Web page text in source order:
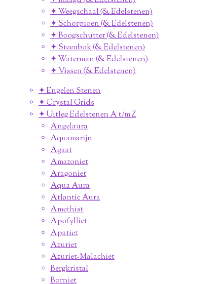
✦ Weegschaal (& Edelstenen)
✦ Schorpioen (& Edelstenen)
✦ Boogschutter (& Edelstenen)
✦ Steenbok (& Edelstenen)
✦ Waterman (& Edelstenen)
✦ Vissen (& Edelstenen)
✦ Engelen Stenen
✦ Crystal Grids
✦ Uitleg Edelstenen A t/m Z
Angelaura
Aquamarijn
Agaat
Amazoniet
Aragoniet
Aqua Aura
Atlantic Aura
Amethist
Apofylliet
Apatiet
Azuriet
Azuriet-Malachiet
Bergkristal
Borniet